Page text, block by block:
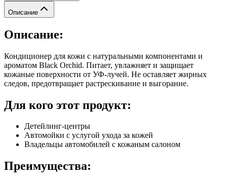
Описание
Описание:
Кондиционер для кожи с натуральными компонентами и
ароматом Black Orchid. Питает, увлажняет и защищает
кожаные поверхности от УФ-лучей. Не оставляет жирных
следов, предотвращает растрескивание и выгорание.
Для кого этот продукт:
Детейлинг-центры
Автомойки с услугой ухода за кожей
Владельцы автомобилей с кожаным салоном
Преимущества: